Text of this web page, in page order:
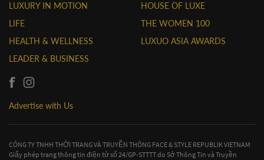
LUXURY IN MOTION
LIFE
HEALTH & WELLNESS
LEADER & BUSINESS
HOUSE OF LUXE
THE WOMEN 100
LUXUO ASIA AWARDS
Advertise with Us
CÔNG TY TNHH THỜI TRANG VÀ TRUYỀN THÔNG FACE & STYLE REPUBLIK VIETNAM
Giấy phép trang thông tin điện tử số 24/GP-STTTT do Sở Thông Tin và Truyền